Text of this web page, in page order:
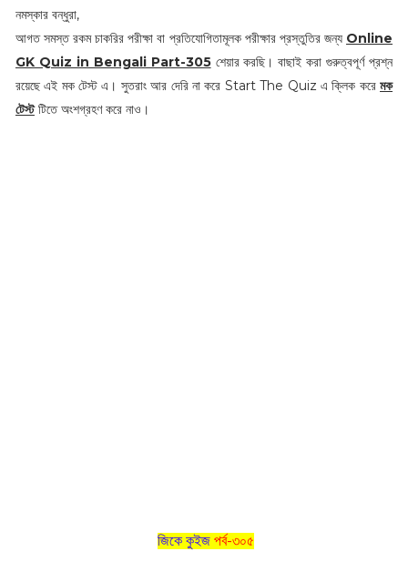
নমস্কার বন্ধুরা,
আগত সমস্ত রকম চাকরির পরীক্ষা বা প্রতিযোগিতামূলক পরীক্ষার প্রস্তুতির জন্য Online
GK Quiz in Bengali Part-305শেয়ার করছি। বাছাই করা গুরুত্বপূর্ণ প্রশ্ন
রয়েছে এই মক টেস্ট এ। সুতরাং আর দেরি না করে Start The Quiz এ ক্লিক করেমক
টেস্টটিতে অংশগ্রহণ করে নাও।
জিকে কুইজ পর্ব-৩০৫